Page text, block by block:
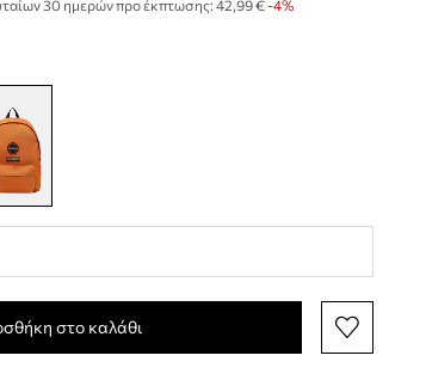
30 ημερών προ έκπτωσης: 42,99 € -4%
στο καλάθι